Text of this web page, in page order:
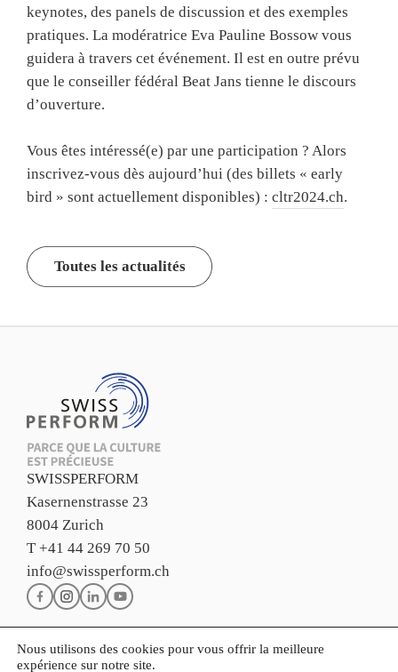
keynotes, des panels de discussion et des exemples
pratiques. La modératrice Eva Pauline Bossow vous
guidera à travers cet événement. Il est en outre prévu
que le conseiller fédéral Beat Jans tienne le discours
d’ouverture.
Vous êtes intéressé(e) par une participation ? Alors
inscrivez-vous dès aujourd’hui (des billets « early
bird » sont actuellement disponibles) : cltr2024.ch.
Toutes les actualités
SWISSPERFORM
Kasernenstrasse 23
8004 Zurich
T +41 44 269 70 50
info@swissperform.ch
Impressum
Nous utilisons des cookies pour vous offrir la meilleure
expérience sur notre site.